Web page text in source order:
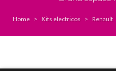
Home Kits electricos Renault